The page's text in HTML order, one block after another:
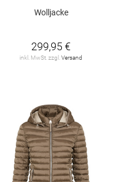
Wolljacke
299,95 €
inkl. MwSt. zzgl.Versand